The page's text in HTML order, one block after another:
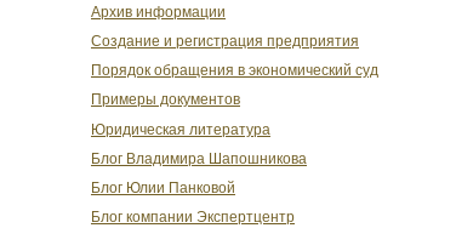
Архив информации
Создание и регистрация предприятия
Порядок обращения в экономический суд
Примеры документов
Юридическая литература
Блог Владимира Шапошникова
Блог Юлии Панковой
Блог компании Экспертцентр